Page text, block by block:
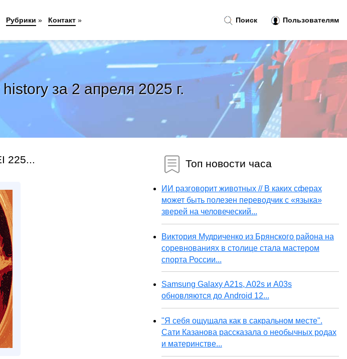
за 2 апреля 2025 г.
225... Топ новости часа
ИИ разговорит животных // В каких сферах
может быть полезен переводчик с «языка»
зверей на человеческий...
Виктория Мудриченко из Брянского района на
соревнованиях в столице стала мастером
спорта России...
Samsung Galaxy A21s, A02s и A03s
обновляются до Android 12...
"Я себя ощущала как в сакральном месте".
Сати Казанова рассказала о необычных родах
и материнстве...
Поиск Пользователям
Рубрики » Контакт »